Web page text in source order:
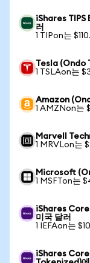
iShares TIPS
러
1 TIPon는
Tesla (Ondo
1 TSLAon는
Amazon
1 AMZNon는
Marvell
1 MRVLon는
Microsoft
1 MSFTon는
iShares Core
미국 달러
1 IEFAon는
iShares